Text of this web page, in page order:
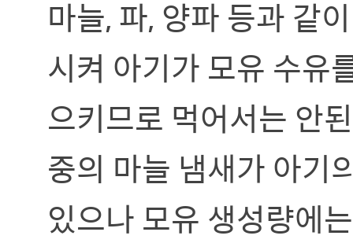
마늘, 파, 양파 등과 같
시켜 아기가 모유 수유
으키므로 먹어서는 안
중의 마늘 냄새가 아기
있으나 모유 생성량에